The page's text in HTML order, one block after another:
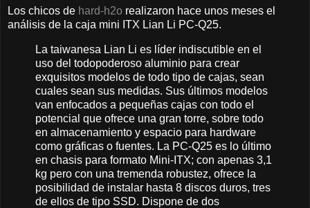
Los chicos de hard-h2o realizaron hace unos meses el
análisis de la caja mini ITX Lian Li PC-Q25.
La taiwanesa Lian Li es líder indiscutible en el
uso del todopoderoso aluminio para crear
exquisitos modelos de todo tipo de cajas, sean
cuales sean sus medidas. Sus últimos modelos
van enfocados a pequeñas cajas con todo el
potencial que ofrece una gran torre, sobre todo
en almacenamiento y espacio para hardware
como gráficas o fuentes. La PC-Q25 es lo último
en chasis para formato Mini-ITX; con apenas 3,1
kg pero con una tremenda robustez, ofrece la
posibilidad de instalar hasta 8 discos duros, tres
de ellos de tipo SSD. Dispone de dos